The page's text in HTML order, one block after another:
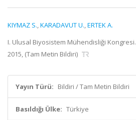
KIYMAZ S.,KARADAVUT U.,ERTEK A.
I. Ulusal Biyosistem Mühendisliği
2015, (Tam Metin Bildiri)
Yayın Türü: Bildiri / Tam Metin Bildiri
Basıldığı Ülke: Türkiye